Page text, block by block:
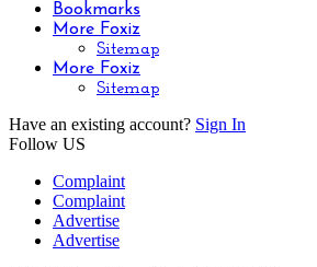
Bookmarks
More Foxiz
Sitemap
More Foxiz
Sitemap
Have an existing account? Sign In
Follow US
Complaint
Complaint
Advertise
Advertise